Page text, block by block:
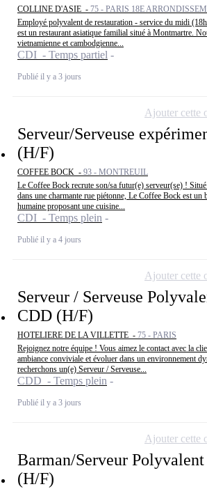
COLLINE D'ASIE - 75 - PARIS 18E
Employé polyvalent de restauration - service du midi
est un restaurant asiatique familial situé à Montmartre.
vietnamienne et cambodgienne...
CDI - Temps partiel
Publié il y a 3 jours
Serveur/Serveuse
(H/F)
COFFEE BOCK - 93 - MONTREUIL
Le Coffee Bock recrute son/sa futur(e) serveur(se) !
dans une charmante rue piétonne, Le Coffee Bock est un
humaine proposant une cuisine...
CDI - Temps plein
Publié il y a 4 jours
Ajouter cette
Serveur / Serveuse
CDD (H/F)
HOTELIERE DE LA VILLETTE - 75 - PARIS
Rejoignez notre équipe ! Vous aimez le contact avec la
ambiance conviviale et évoluer dans un environnement
recherchons un(e) Serveur / Serveuse...
CDD - Temps plein
Publié il y a 3 jours
Ajouter cette
Barman/Serveur Polyvalent
(H/F)
Ajouter cette